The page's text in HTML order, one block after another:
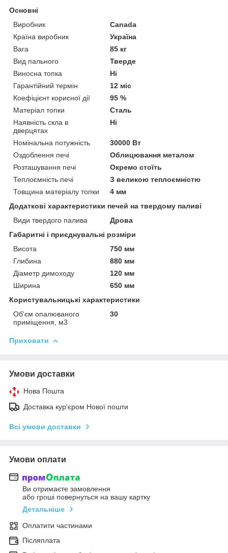
Основні
Виробник
Canada
Країна виробник
Україна
Вага
85 кг
Вид пального
Тверде
Виносна топка
Ні
Гарантійний термін
12 міс
Коефіцієнт корисної дії
95 %
Матеріал топки
Сталь
Наявність скла в
дверцятах
Ні
Номінальна потужність
30000 Вт
Оздоблення печі
Облицювання металом
Розташування печі
Окремо стоїть
Теплоємність печі
З великою теплоємністю
Товщина матеріалу топки
4 мм
Додаткові характеристики печей на твердому паливі
Види твердого палива
Дрова
Габаритні і приєднувальні розміри
Висота
750 мм
Глибина
880 мм
Діаметр димоходу
120 мм
Ширина
650 мм
Користувальницькі характеристики
Об'єм опалюваного
приміщення, м3
30
Приховати
Умови доставки
Нова Пошта
Доставка кур'єром Нової пошти
Всі умови доставки
Умови оплати
Ви отримаєте замовлення
або гроші повернуться на вашу картку
Детальніше
Оплатити частинами
Післяплата